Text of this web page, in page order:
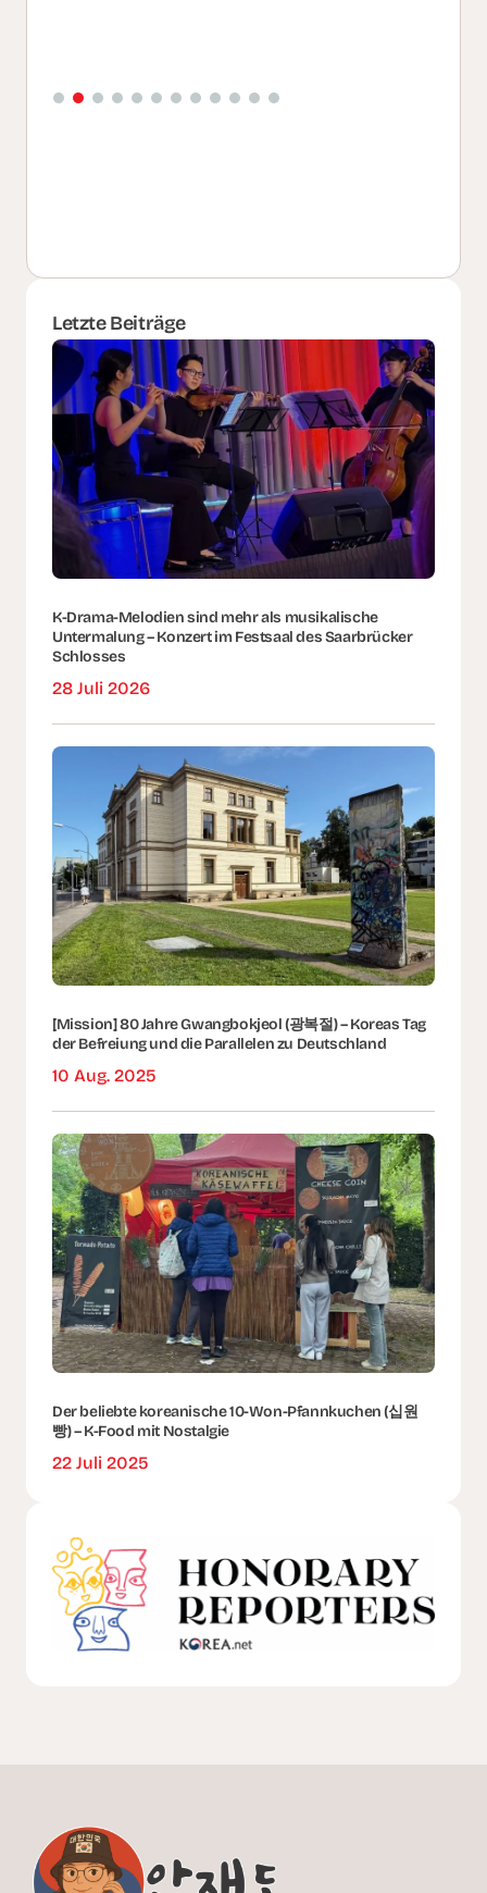
Letzte Beiträge
K-Drama-Melodien sind mehr als musikalische
Untermalung – Konzert im Festsaal des Saarbrücker
Schlosses
28 Juli 2026
[Mission] 80 Jahre Gwangbokjeol (광복절) – Koreas Tag
der Befreiung und die Parallelen zu Deutschland
10 Aug. 2025
Der beliebte koreanische 10-Won-Pfannkuchen (십원
빵) – K-Food mit Nostalgie
22 Juli 2025